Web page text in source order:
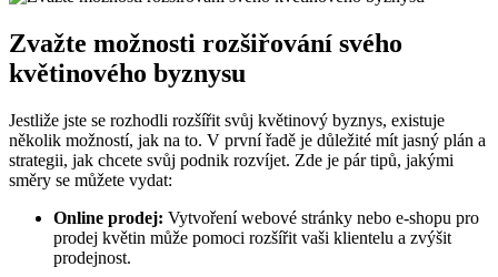
Zvažte možnosti rozšiřování svého
květinového byznysu
Jestliže jste se rozhodli rozšířit svůj květinový byznys, existuje
několik možností, jak na to. V první řadě je důležité mít jasný plán a
strategii, jak chcete svůj podnik rozvíjet. Zde je pár tipů, jakými
směry se můžete vydat:
Online prodej: Vytvoření webové stránky nebo e-shopu pro
prodej květin může pomoci rozšířit vaši klientelu a zvýšit
prodejnost.